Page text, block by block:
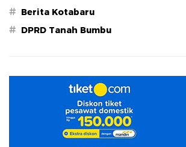
# Berita Kotabaru
# DPRD Tanah Bumbu